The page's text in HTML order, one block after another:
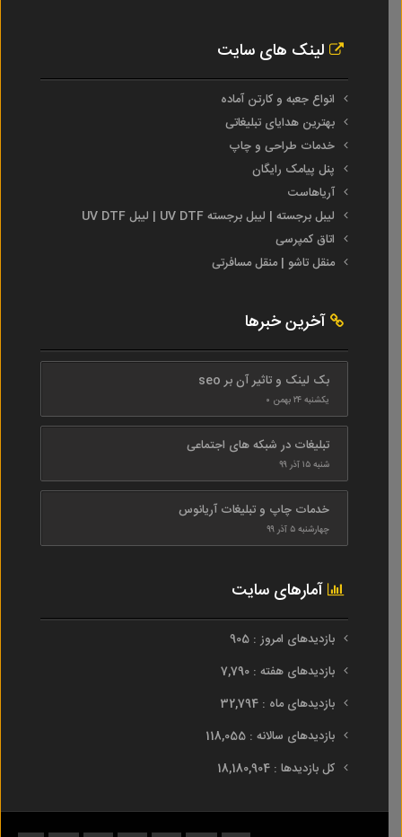
لینک های سایت
انواع جعبه و کارتن آماده
بهترین هدایای تبلیغاتی
خدمات طراحی و چاپ
پنل پیامک رایگان
آریاهاست
لیبل برجسته | لیبل برجسته UV DTF | لیبل UV DTF
اتاق کمپرسی
منقل تاشو | منقل مسافرتی
آخرین خبرها
بک لینک و تاثیر آن بر seo
یکشنبه ۲۴ بهمن ۰
تبلیغات در شبکه های اجتماعی
شنبه ۱۵ آذر ۹۹
خدمات چاپ و تبلیغات آریانوس
چهارشنبه ۵ آذر ۹۹
آمارهای سایت
بازدیدهای امروز : 905
بازدیدهای هفته : 7,790
بازدیدهای ماه : 32,794
بازدیدهای سالانه : 118,055
کل بازدیدها : 18,180,904